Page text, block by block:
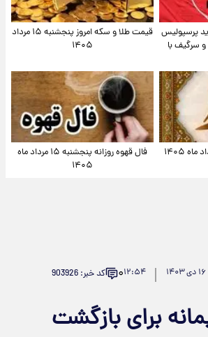
پرسپولیس
سرگیف با
قیمت طلا و سکه امروز پنجشنبه ۱۵ مرداد
۱۴۰۵
فال قهوه روزانه پنجشنبه ۱۵ مرداد ماه
۱۴۰۵
۱۶ دی ۱۴۰۳ ۱۲:۵۴۰ کد خبر: 903926
برای بازگشت